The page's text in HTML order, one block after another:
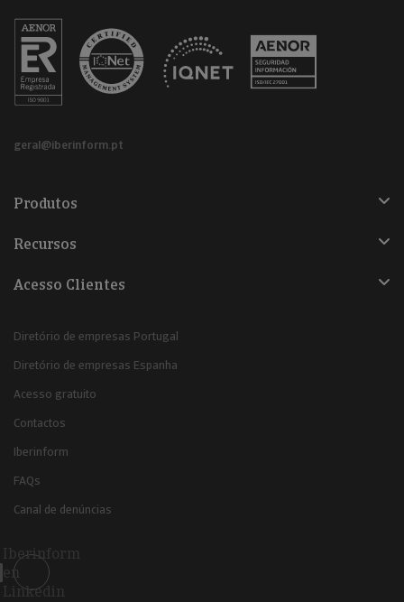
geral@iberinform.pt
Produtos
Recursos
Acesso Clientes
Diretório de empresas Portugal
Diretório de empresas Espanha
Acesso gratuito
Contactos
Iberinform
FAQs
Canal de denúncias
Iberinform
en
Linkedin